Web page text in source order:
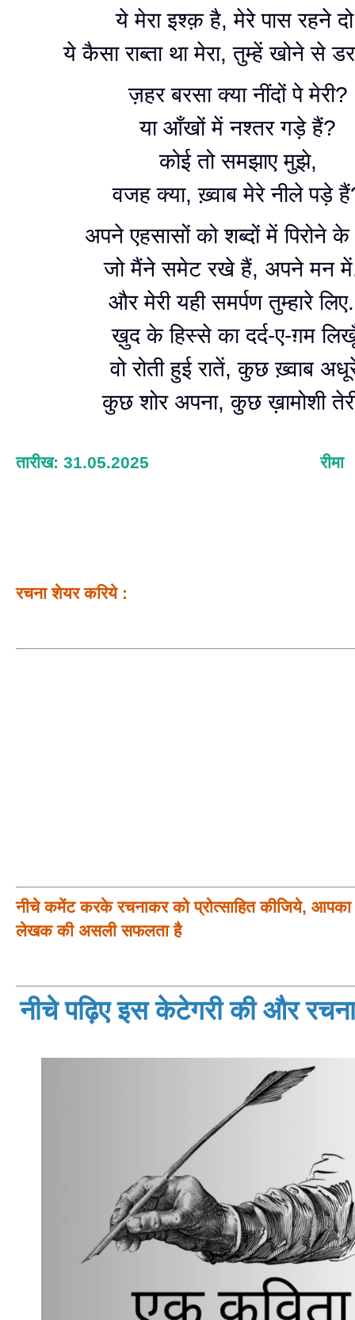
ये मेरा इश्क़ है, मेरे पास रहने
ये कैसा राब्ता था मेरा, तुम्हें खोने से
ज़हर बरसा क्या नींदों पे मेरी?
या आँखों में नश्तर गड़े हैं?
कोई तो समझाए मुझे,
वजह क्या, ख़्वाब मेरे नीले पड़े
अपने एहसासों को शब्दों में पिरोने के
जो मैंने समेट रखे हैं, अपने मन
और मेरी यही समर्पण तुम्हारे
ख़ुद के हिस्से का दर्द-ए-ग़म
वो रोती हुई रातें, कुछ ख़्वाब
कुछ शोर अपना, कुछ ख़ामोशी
तारीख: 31.05.2025 रीमा
रचना शेयर करिये :
नीचे कमेंट करके रचनाकर को प्रोत्साहित कीजिये, आपका
लेखक की असली सफलता है
नीचे पढ़िए इस केटेगरी की और